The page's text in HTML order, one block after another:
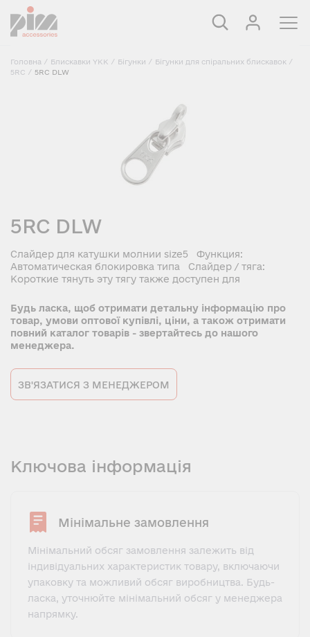
Головна / Блискавки YKK / Бігунки / Бігунки для спіральних блискавок /
5RC / 5RC DLW
5RC DLW
Слайдер для катушки молнии size5 Функция:
Автоматическая блокировка типа Слайдер / тяга:
Короткие тянуть эту тягу также доступен для
Будь ласка, щоб отримати детальну інформацію про
товар, умови оптової купівлі, ціни, а також отримати
повний каталог товарів - звертайтесь до нашого
менеджера.
ЗВ'ЯЗАТИСЯ З МЕНЕДЖЕРОМ
Ключова інформація
Мінімальне замовлення
Мінімальний обсяг замовлення залежить від
індивідуальних характеристик товару, включаючи
упаковку та можливий обсяг виробництва. Будь-
ласка, уточнюйте мінімальний обсяг у менеджера
напрямку.